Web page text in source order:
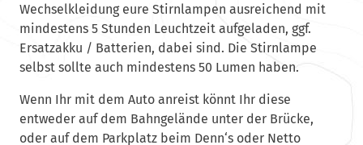
Wechselkleidung eure Stirnlampen ausreichend mit
mindestens 5 Stunden Leuchtzeit aufgeladen, ggf.
Ersatzakku / Batterien, dabei sind. Die Stirnlampe
selbst sollte auch mindestens 50 Lumen haben.
Wenn Ihr mit dem Auto anreist könnt Ihr diese
entweder auf dem Bahngelände unter der Brücke,
oder auf dem Parkplatz beim Denn‘s oder Netto